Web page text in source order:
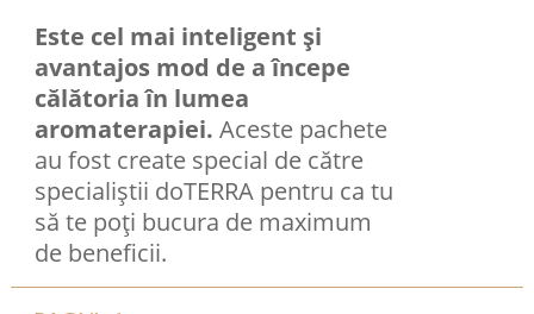
Este cel mai inteligent și
avantajos mod de a începe
călătoria în lumea
aromaterapiei. Aceste pachete
au fost create special de către
specialiștii doTERRA pentru ca tu
să te poți bucura de maximum
de beneficii.